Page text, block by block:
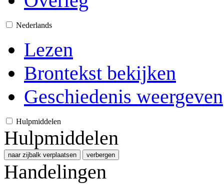
Nederlands
Lezen
Brontekst bekijken
Geschiedenis weergeven
Hulpmiddelen
Hulpmiddelen
naar zijbalk verplaatsen verbergen
Handelingen